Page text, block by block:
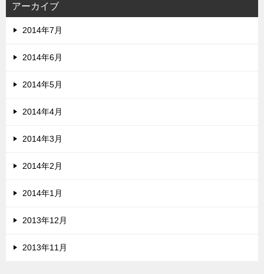
アーカイブ
2014年7月
2014年6月
2014年5月
2014年4月
2014年3月
2014年2月
2014年1月
2013年12月
2013年11月